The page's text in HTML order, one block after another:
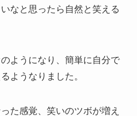
なと思ったら自然と笑える
ようになり、簡単に自分で
ようなりました。
た感覚、笑いのツボが増え